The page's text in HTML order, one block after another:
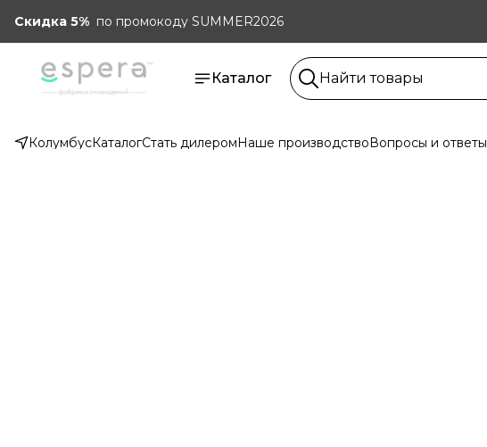
Скидка 5% по промокоду SUMMER2026
Каталог
КолумбусКаталогСтать дилеромНаше производствоВопросы и ответы